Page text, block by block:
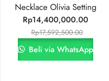
Olivia Setting
14,400,000.00
17,592,500.00
Beli via WhatsApp